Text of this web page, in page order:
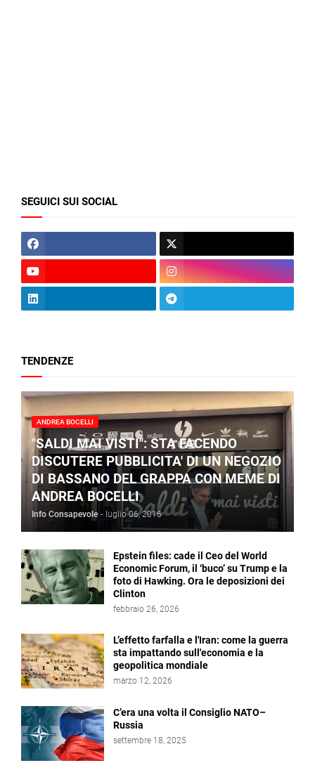
SEGUICI SUI SOCIAL
TENDENZE
ANDREA BOCELLI
"SALDI MAI VISTI": STA FACENDO
DISCUTERE PUBBLICITA' DI UN NEGOZIO
DI BASSANO DEL GRAPPA CON MEME DI
ANDREA BOCELLI
Info Consapevole - luglio 06, 2016
Epstein files: cade il Ceo del World
Economic Forum, il ‘buco’ su Trump e la
foto di Hawking. Ora le deposizioni dei
Clinton
febbraio 26, 2026
L’effetto farfalla e l'Iran: come la guerra
sta impattando sull'economia e la
geopolitica mondiale
marzo 12, 2026
C’era una volta il Consiglio NATO–
Russia
settembre 18, 2025